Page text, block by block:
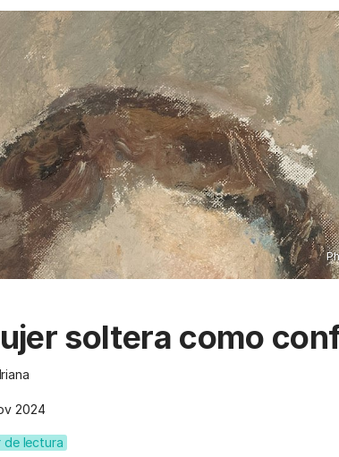
soltera como
2024
de lectura